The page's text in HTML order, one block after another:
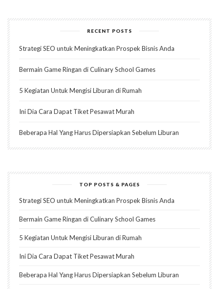
RECENT POSTS
Strategi SEO untuk Meningkatkan Prospek Bisnis Anda
Bermain Game Ringan di Culinary School Games
5 Kegiatan Untuk Mengisi Liburan di Rumah
Ini Dia Cara Dapat Tiket Pesawat Murah
Beberapa Hal Yang Harus Dipersiapkan Sebelum Liburan
TOP POSTS & PAGES
Strategi SEO untuk Meningkatkan Prospek Bisnis Anda
Bermain Game Ringan di Culinary School Games
5 Kegiatan Untuk Mengisi Liburan di Rumah
Ini Dia Cara Dapat Tiket Pesawat Murah
Beberapa Hal Yang Harus Dipersiapkan Sebelum Liburan